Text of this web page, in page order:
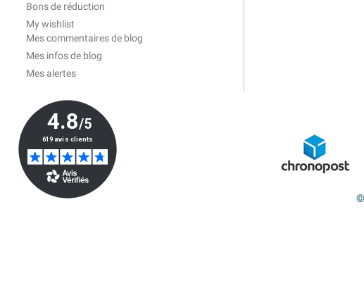
Bons de réduction
My wishlist
Mes commentaires de blog
Mes infos de blog
Mes alertes
©